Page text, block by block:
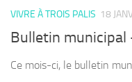
VIVRE À TROIS PALIS 18
Bulletin municipal
Ce mois-ci, le bulletin